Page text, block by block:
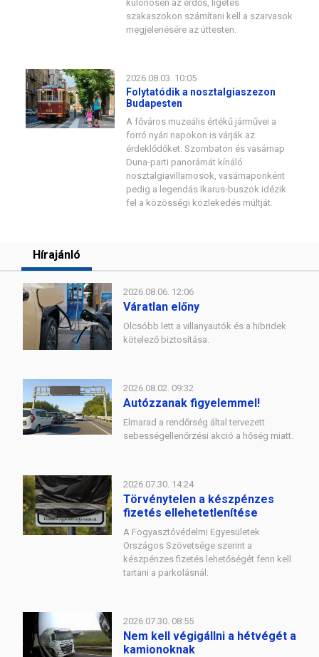
különösen az erdős, ligetes
szakaszokon számítani kell a szarvasok
megjelenésére az úttesten.
2026.08.03. 10:05
Folytatódik a nosztalgiaszezon
Budapesten
A főváros muzeális értékű járművei a
forró nyári napokon is várják az
érdeklődőket. Szombaton és vasárnap
Duna-parti panorámát kínáló
nosztalgiavillamosok, vasárnaponként
pedig a legendás Ikarus-buszok idézik
fel a közösségi közlekedés múltját.
Hírajánló
2026.08.06. 12:06
Váratlan előny
Olcsóbb lett a villanyautók és a hibridek
kötelező biztosítása.
2026.08.02. 09:32
Autózzanak figyelemmel!
Elmarad a rendőrség által tervezett
sebességellenőrzési akció a hőség miatt.
2026.07.30. 14:24
Törvénytelen a készpénzes
fizetés ellehetetlenítése
A Fogyasztóvédelmi Egyesületek
Országos Szövetsége szerint a
készpénzes fizetés lehetőségét fenn kell
tartani a parkolásnál.
2026.07.30. 08:55
Nem kell végigállni a hétvégét a
kamionoknak